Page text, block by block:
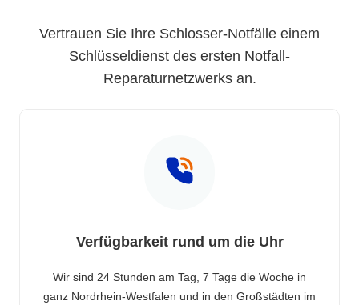
Vertrauen Sie Ihre Schlosser-Notfälle einem
Schlüsseldienst des ersten Notfall-
Reparaturnetzwerks an.
Verfügbarkeit rund um die Uhr
Wir sind 24 Stunden am Tag, 7 Tage die Woche in
ganz Nordrhein-Westfalen und in den Großstädten im